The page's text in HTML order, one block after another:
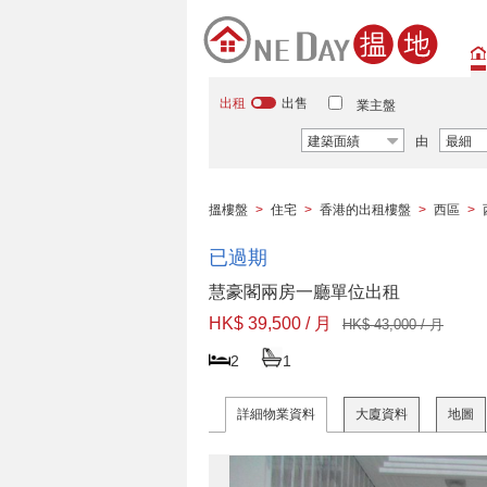
出租 出售 業主盤
建築面績 由 最細
搵樓盤 > 住宅 > 香港的出租樓盤 > 西區 >
已過期
慧豪閣兩房一廳單位出租
HK$ 39,500 / 月
HK$ 43,000 / 月
2 1
詳細物業資料 大廈資料 地圖